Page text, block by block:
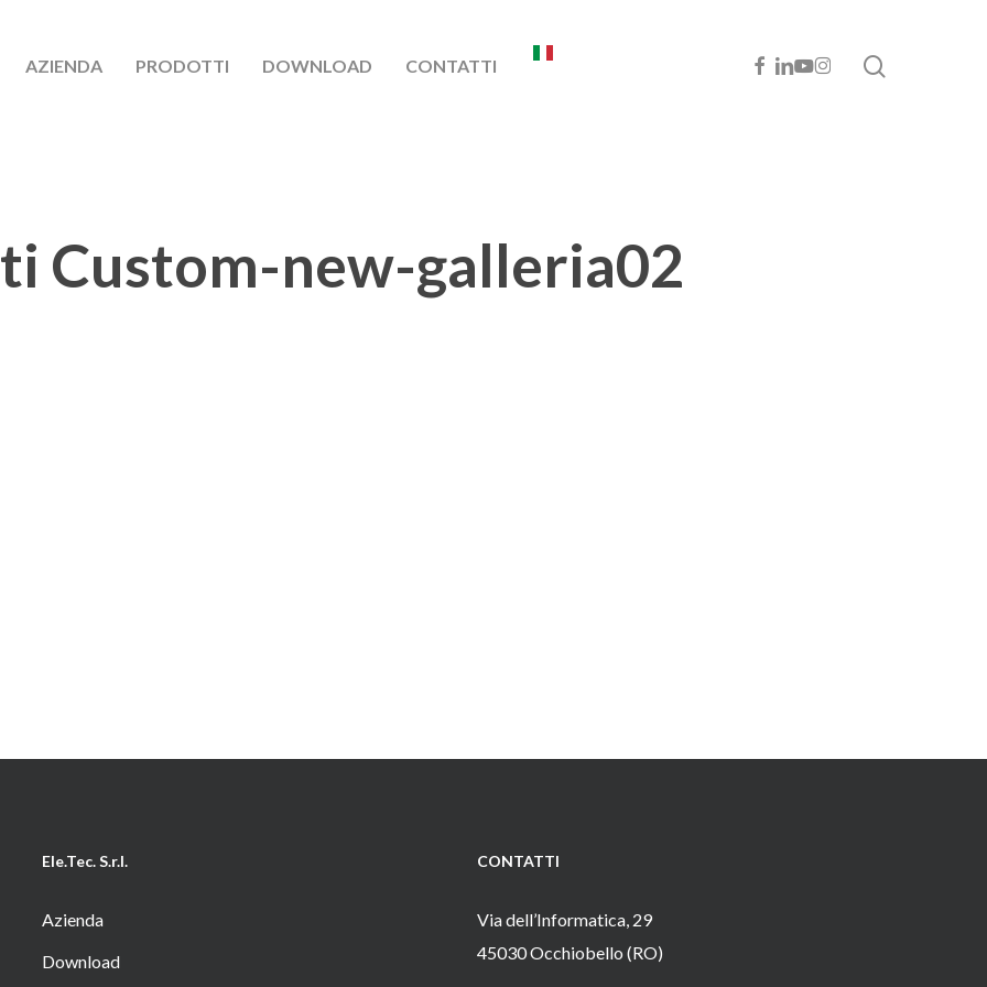
AZIENDA PRODOTTI DOWNLOAD CONTATTI FACEBOOK
LINKEDIN
YOUTUBE
INSTAGRAM
Custom-new-galleria02
Ele.Tec. S.r.l.
Azienda
Download
CONTATTI
Via dell’Informatica, 29
45030 Occhiobello (RO)